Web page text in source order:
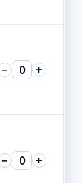
− +
− +